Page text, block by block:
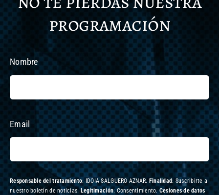
programación
Nombre
Email
Responsable del tratamiento: IDOIA SALGUERO AZNAR. Finalidad: Suscribirte a
nuestro boletín de noticias.Legitimación: Consentimiento.Cesiones de datos